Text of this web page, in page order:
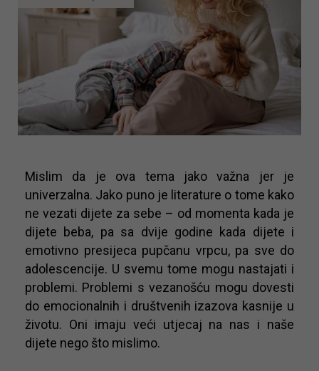
Mislim da je ova tema jako važna jer je
univerzalna. Jako puno je literature o tome kako
ne vezati dijete za sebe – od momenta kada je
dijete beba, pa sa dvije godine kada dijete i
emotivno presijeca pupčanu vrpcu, pa sve do
adolescencije. U svemu tome mogu nastajati i
problemi. Problemi s vezanošću mogu dovesti
do emocionalnih i društvenih izazova kasnije u
životu. Oni imaju veći utjecaj na nas i naše
dijete nego što mislimo.